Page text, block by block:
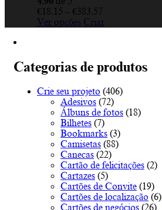
€18.15 – €383.57
range:
Ver opções This
variants.
The
options
may
be
chosen
on
the
product
page
Criar
Categorias de produtos
Crie seu projeto (406)
Adesivos (72)
Álbuns de fotos (18)
Bilhetes (7)
Bookmarks (3)
Camisetas (88)
Canecas (22)
Cartão de felicitações (2)
Cartazes (5)
Cartões de Convite (19)
Cartões de localização (6)
Cartões de negócios (26)